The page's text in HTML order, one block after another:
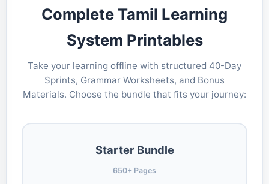
Complete Tamil Learning
System Printables
Take your learning offline with structured 40-Day
Sprints, Grammar Worksheets, and Bonus
Materials. Choose the bundle that fits your journey:
Starter Bundle
650+ Pages